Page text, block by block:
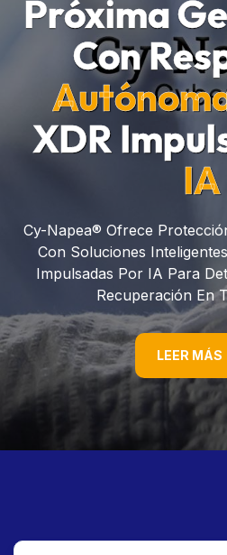
Próxima
Con
XDR
IA
Cy-Napea® Ofrece
Con Soluciones
Impulsadas Por IA Para
Recuperación En
LEER MÁS